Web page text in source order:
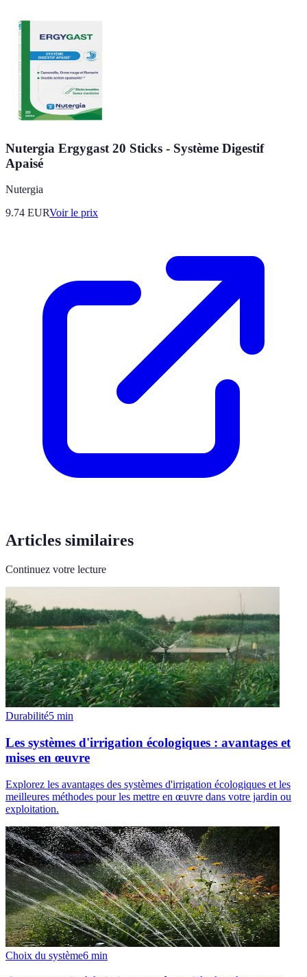
Nutergia Ergygast 20 Sticks - Système Digestif
Apaisé
Nutergia
9.74 EURVoir le prix
Articles similaires
Continuez votre lecture
Durabilité5 min
Les systèmes d'irrigation écologiques : avantages et
mises en œuvre
Explorez les avantages des systèmes d'irrigation écologiques et les
meilleures méthodes pour les mettre en œuvre dans votre jardin ou
exploitation.
Choix du système6 min